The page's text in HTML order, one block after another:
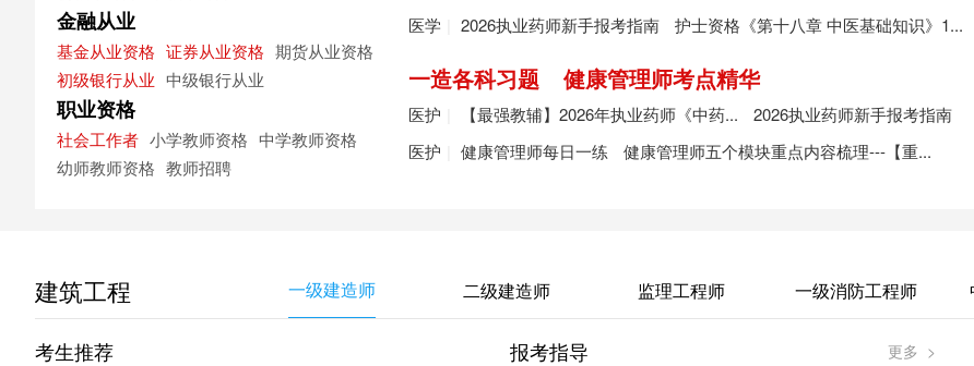
金融从业
基金从业资格 证券从业资格 期货从业资格
初级银行从业 中级银行从业
职业资格
社会工作者 小学教师资格 中学教师资格
幼师教师资格 教师招聘
医学
2026执业药师新手报考指南 护士资格《第十八章 中医基础知识》1...
一造各科习题 健康管理师考点精华
医护 【最强教辅】2026年执业药师《中药...
2026执业药师新手报考指南
医护
健康管理师每日一练 健康管理师五个模块重点内容梳理---【重...
建筑工程 一级建造师 二级建造师 监理工程师 一级消防工程师
考生推荐 报考指导 更多 >